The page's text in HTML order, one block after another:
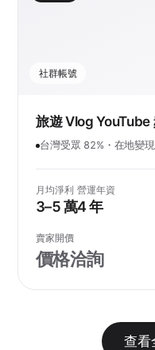
社群帳號
旅遊 Vlog YouTube
台灣受眾 82%・在地變
月均淨利
3–5 萬
營運年資
4 年
賣家開價
價格洽詢
查看